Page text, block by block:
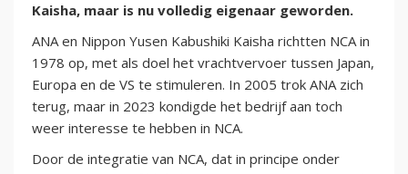
Kaisha, maar is nu volledig eigenaar geworden.
ANA en Nippon Yusen Kabushiki Kaisha richtten NCA in
1978 op, met als doel het vrachtvervoer tussen Japan,
Europa en de VS te stimuleren. In 2005 trok ANA zich
terug, maar in 2023 kondigde het bedrijf aan toch
weer interesse te hebben in NCA.
Door de integratie van NCA, dat in principe onder